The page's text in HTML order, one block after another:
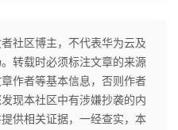
社区博主，不代表华为云及
转载时必须标注文章的来源
作者等基本信息，否则作者
现本社区中有涉嫌抄袭的内
供相关证据，一经查实，本